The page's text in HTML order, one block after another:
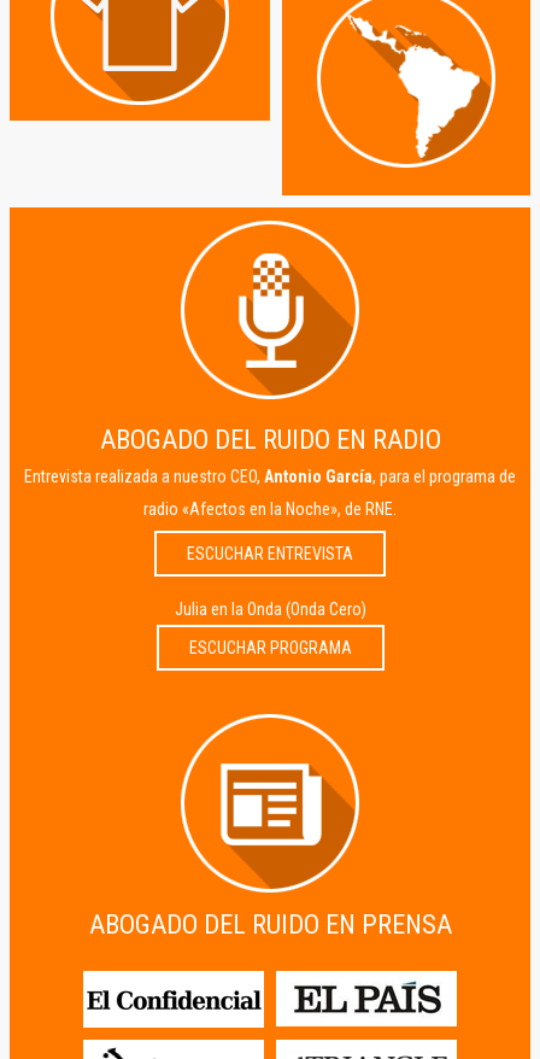
ABOGADO DEL RUIDO EN RADIO
Entrevista realizada a nuestro CEO, Antonio García, para el programa de
radio «Afectos en la Noche», de RNE.
ESCUCHAR ENTREVISTA
Julia en la Onda (Onda Cero)
ESCUCHAR PROGRAMA
ABOGADO DEL RUIDO EN PRENSA